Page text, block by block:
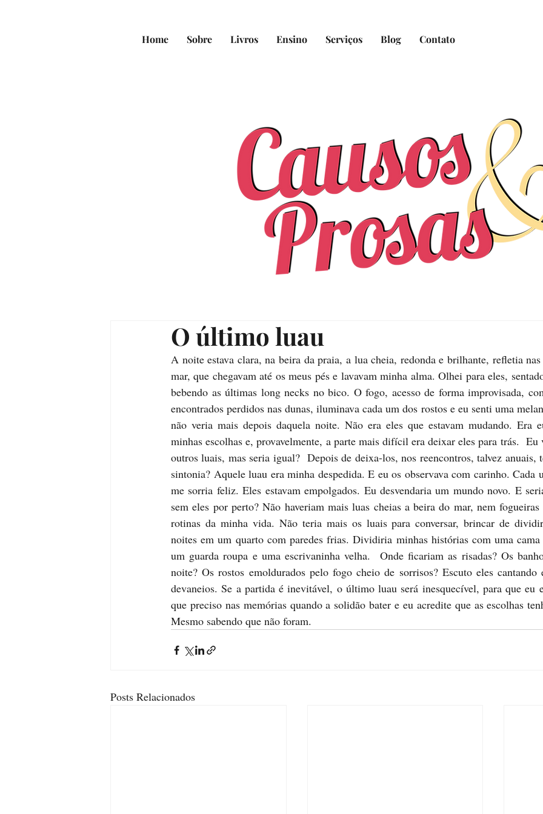
Home Sobre Livros Ensino Serviços Blog Contato
O último luau
A noite estava clara, na beira da praia, a lua cheia, redonda e brilhante, refletia nas
mar, que chegavam até os meus pés e lavavam minha alma. Olhei para eles,
bebendo as últimas long necks no bico. O fogo, acesso de forma improvisada,
encontrados perdidos nas dunas, iluminava cada um dos rostos e eu senti uma
não veria mais depois daquela noite. Não era eles que estavam mudando. Era
minhas escolhas e, provavelmente, a parte mais difícil era deixar eles para trás.
outros luais, mas seria igual?  Depois de deixa-los, nos reencontros, talvez anuais,
sintonia? Aquele luau era minha despedida. E eu os observava com carinho. Cada
me sorria feliz. Eles estavam empolgados. Eu desvendaria um mundo novo. E
sem eles por perto? Não haveriam mais luas cheias a beira do mar, nem fogueiras
rotinas da minha vida. Não teria mais os luais para conversar, brincar de
noites em um quarto com paredes frias. Dividiria minhas histórias com uma cama
um guarda roupa e uma escrivaninha velha.  Onde ficariam as risadas? Os
noite? Os rostos emoldurados pelo fogo cheio de sorrisos? Escuto eles
devaneios. Se a partida é inevitável, o último luau será inesquecível, para que eu
que preciso nas memórias quando a solidão bater e eu acredite que as escolhas
Mesmo sabendo que não foram.
Posts Relacionados